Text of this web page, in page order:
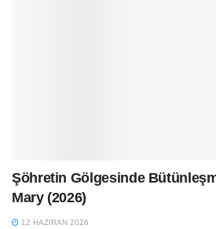
Şöhretin Gölgesinde
Mary (2026)
12 HAZIRAN 2026